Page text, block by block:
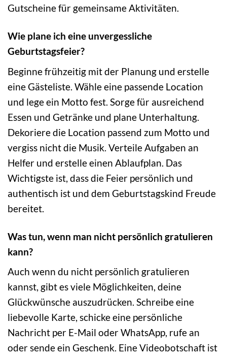
Gutscheine für gemeinsame Aktivitäten.
Wie plane ich eine unvergessliche
Geburtstagsfeier?
Beginne frühzeitig mit der Planung und erstelle
eine Gästeliste. Wähle eine passende Location
und lege ein Motto fest. Sorge für ausreichend
Essen und Getränke und plane Unterhaltung.
Dekoriere die Location passend zum Motto und
vergiss nicht die Musik. Verteile Aufgaben an
Helfer und erstelle einen Ablaufplan. Das
Wichtigste ist, dass die Feier persönlich und
authentisch ist und dem Geburtstagskind Freude
bereitet.
Was tun, wenn man nicht persönlich gratulieren
kann?
Auch wenn du nicht persönlich gratulieren
kannst, gibt es viele Möglichkeiten, deine
Glückwünsche auszudrücken. Schreibe eine
liebevolle Karte, schicke eine persönliche
Nachricht per E-Mail oder WhatsApp, rufe an
oder sende ein Geschenk. Eine Videobotschaft ist